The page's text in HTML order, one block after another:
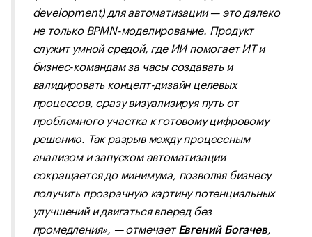
development) для автоматизации — это далеко
не только BPMN-моделирование. Продукт
служит умной средой, где ИИ помогает ИТ и
бизнес-командам за часы создавать и
валидировать концепт-дизайн целевых
процессов, сразу визуализируя путь от
проблемного участка к готовому цифровому
решению. Так разрыв между процессным
анализом и запуском автоматизации
сокращается до минимума, позволяя бизнесу
получить прозрачную картину потенциальных
улучшений и двигаться вперед без
промедления», — отмечаетЕвгений Богачев,